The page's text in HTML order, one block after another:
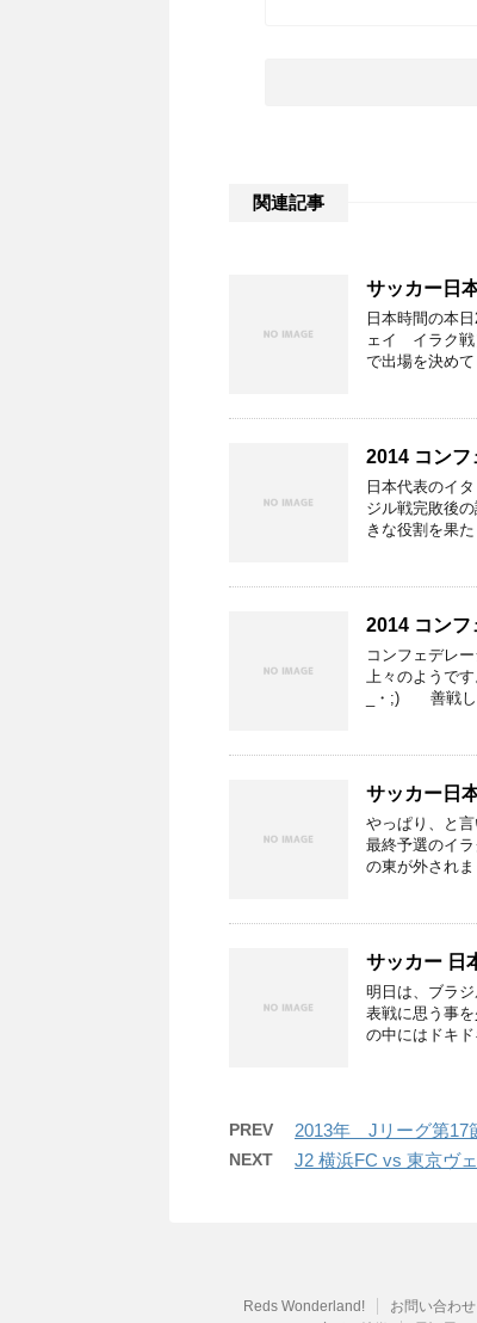
関連記事
サッカー日
日本時間の本
ェイ イラク戦
で出場を決め
2014 コン
日本代表のイ
ジル戦完敗後
きな役割を果
2014 コン
コンフェデレ
上々のようで
_・;) 善戦し
サッカー日
やっぱり、と
最終予選のイ
の東が外され
サッカー 日
明日は、ブラ
表戦に思う事
の中にはドキ
PREV 2013年 Jリーグ第
NEXT J2 横浜FC vs 東京ヴ
Reds Wonderland! お問い合わせ